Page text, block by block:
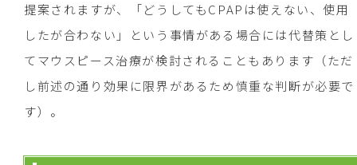
提案されますが、「どうしてもCPAPは使えない、使用
したが合わない」という事情がある場合には代替策とし
てマウスピース治療が検討されることもあります（ただ
し前述の通り効果に限界があるため慎重な判断が必要で
す）。